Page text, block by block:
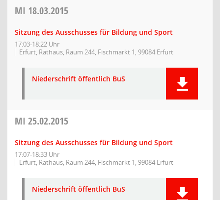
MI 18.03.2015
Sitzung des Ausschusses für Bildung und Sport
17:03-18:22 Uhr
Erfurt, Rathaus, Raum 244, Fischmarkt 1, 99084 Erfurt
Niederschrift öffentlich BuS
MI 25.02.2015
Sitzung des Ausschusses für Bildung und Sport
17:07-18:33 Uhr
Erfurt, Rathaus, Raum 244, Fischmarkt 1, 99084 Erfurt
Niederschrift öffentlich BuS